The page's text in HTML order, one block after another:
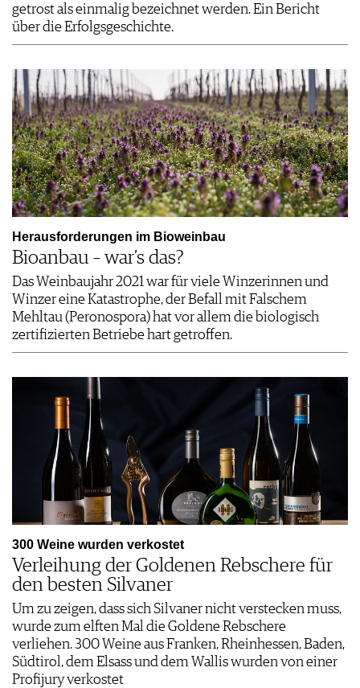
getrost als einmalig bezeichnet werden. Ein Bericht
über die Erfolgsgeschichte.
Herausforderungen im Bioweinbau
Bioanbau – war’s das?
Das Weinbaujahr 2021 war für viele Winzerinnen und
Winzer eine Katastrophe, der Befall mit Falschem
Mehltau (Peronospora) hat vor allem die biologisch
zertifizierten Betriebe hart getroffen.
300 Weine wurden verkostet
Verleihung der Goldenen Rebschere für
den besten Silvaner
Um zu zeigen, dass sich Silvaner nicht verstecken muss,
wurde zum elften Mal die Goldene Rebschere
verliehen. 300 Weine aus Franken, Rheinhessen, Baden,
Südtirol, dem Elsass und dem Wallis wurden von einer
Profijury verkostet